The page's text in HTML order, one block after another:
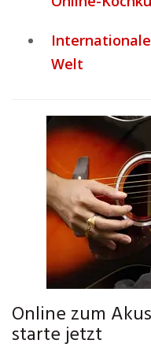
Welt
Online zum
starte jetzt